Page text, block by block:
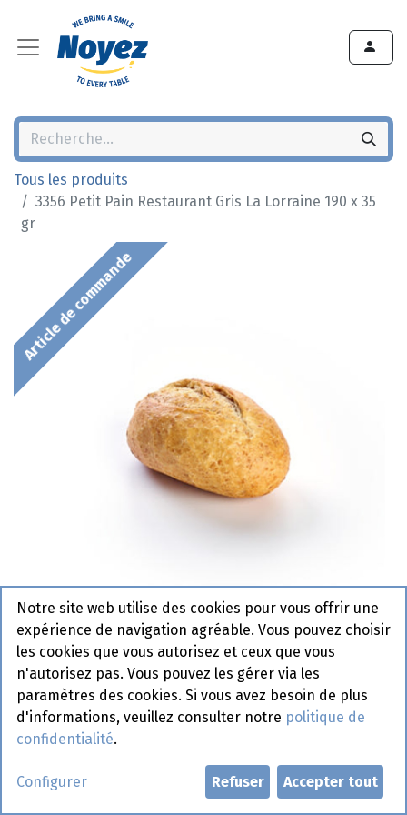
Tous les produits
3356 Petit Pain Restaurant Gris La Lorraine 190 x 35
gr
Article de commande
3356 Petit Pain Restaurant Gris
La Lorraine 190 x 35 gr
Article de commande
Demander un compte
Notre site web utilise des cookies pour vous offrir une
expérience de navigation agréable. Vous pouvez choisir
les cookies que vous autorisez et ceux que vous
n'autorisez pas. Vous pouvez les gérer via les
paramètres des cookies. Si vous avez besoin de plus
d'informations, veuillez consulter notre politique de
confidentialité.
Configurer Refuser Accepter tout